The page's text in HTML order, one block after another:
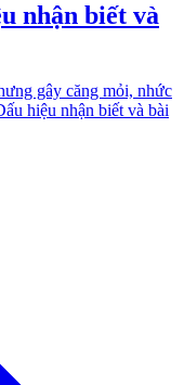
nhận biết và
gây căng mỏi, nhức
hiệu nhận biết và bài